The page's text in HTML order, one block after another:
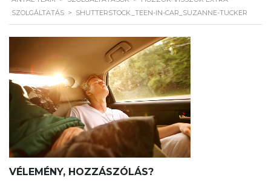
SZOLGÁLTATÁS > SHUTTERSTOCK_TEEN-IN-CAR_SUZANNE-TUCKER
VÉLEMÉNY, HOZZÁSZÓLÁS?